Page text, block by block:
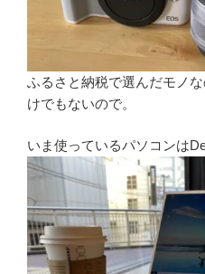
ふるさと納税で選んだモノ
けでもないので。
いま使っているパソコンは